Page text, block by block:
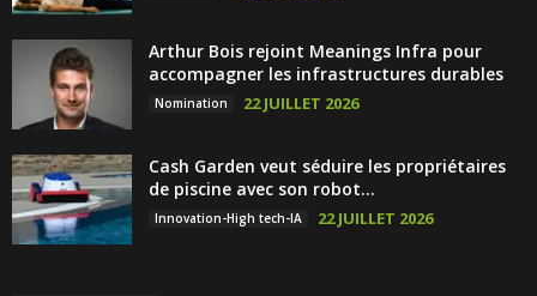
Arthur Bois rejoint Meanings Infra pour
accompagner les infrastructures durables
Nomination 22 JUILLET 2026
Cash Garden veut séduire les propriétaires
de piscine avec son robot...
Innovation-High tech-IA 22 JUILLET 2026